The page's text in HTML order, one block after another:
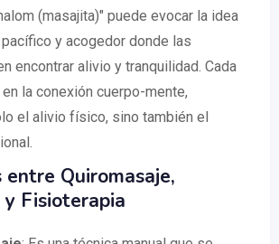
(masajita)" puede evocar la idea
y acogedor donde las
encontrar alivio y tranquilidad. Cada
la conexión cuerpo-mente,
el alivio físico, sino también el
entre Quiromasaje,
Fisioterapia